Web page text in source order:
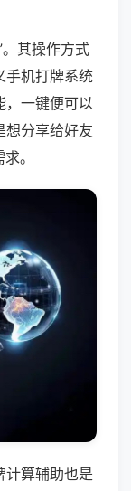
其操作方式
手机打牌系统
，一键便可以
想分享给好友
。
计算辅助也是